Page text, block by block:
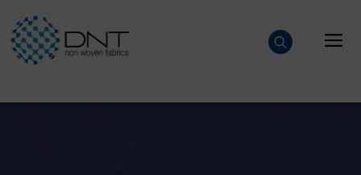
contenido